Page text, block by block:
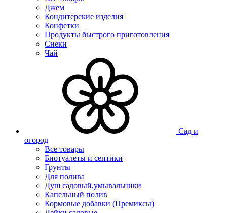
Джем
Кондитерские изделия
Конфетки
Продукты быстрого приготовления
Снеки
Чай
Сад и
огород
Все товары
Биотуалеты и септики
Грунты
Для полива
Душ садовый,умывальники
Капельный полив
Кормовые добавки (Премиксы)